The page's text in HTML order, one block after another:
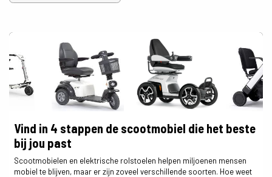
Vind in 4 stappen de scootmobiel die het beste
bij jou past
Scootmobielen en elektrische rolstoelen helpen miljoenen mensen
mobiel te blijven, maar er zijn zoveel verschillende soorten. Hoe weet